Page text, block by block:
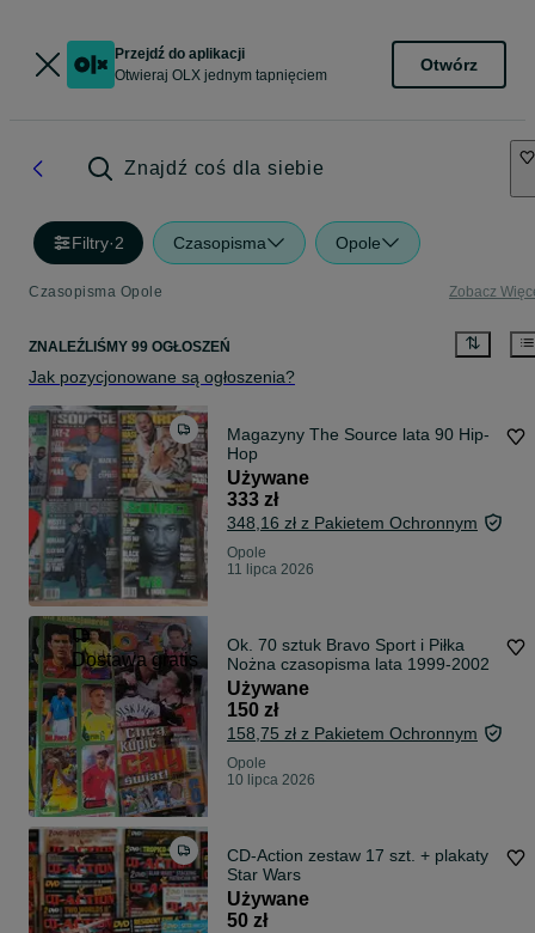
Przejdź do aplikacji
Otwieraj OLX jednym tapnięciem
Otwórz
Znajdź coś dla siebie
Filtry·2 Czasopisma Opole
Czasopisma Opole Zobacz
ZNALEŹLIŚMY 99 OGŁOSZEŃ
Jak pozycjonowane są ogłoszenia?
Magazyny The Source lata 90 Hip-
Hop
Używane
333 zł
348,16 zł z Pakietem Ochronnym
Opole
11 lipca 2026
Dostawa gratis
Ok. 70 sztuk Bravo Sport i Piłka
Nożna czasopisma lata 1999-2002
Używane
150 zł
158,75 zł z Pakietem Ochronnym
Opole
10 lipca 2026
CD-Action zestaw 17 szt. + plakaty
Star Wars
Używane
50 zł